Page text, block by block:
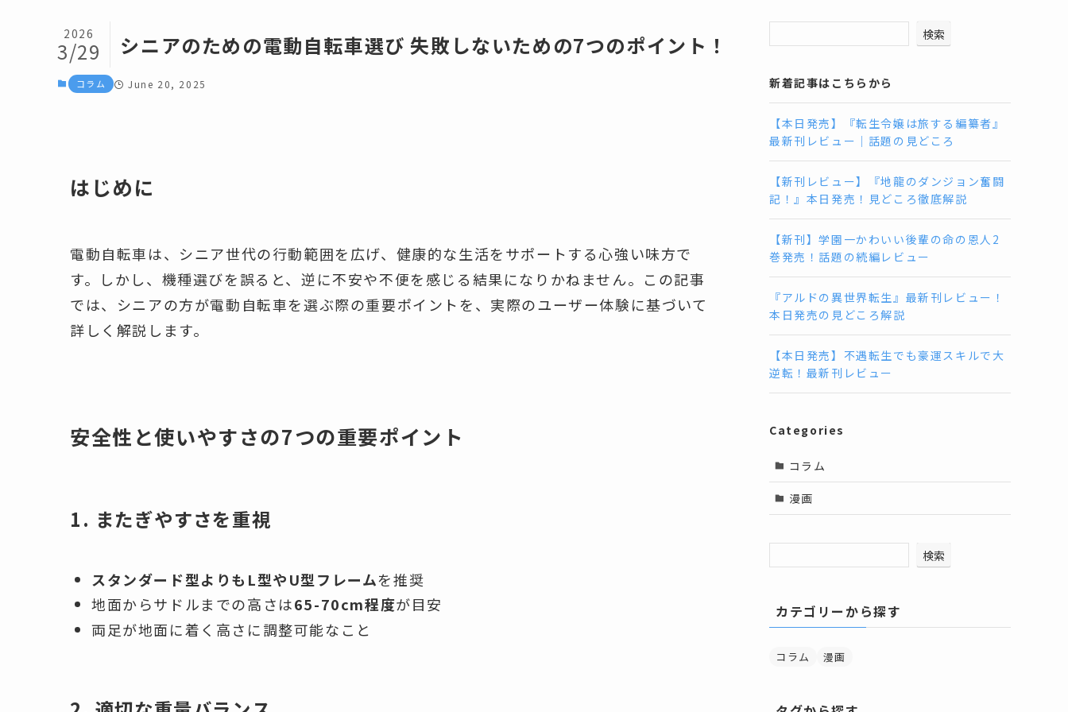
シニアのための電動自転車選び 失敗しないための7つのポイント！
2026
3/29
コラム June 20, 2025
はじめに
電動自転車は、シニア世代の行動範囲を広げ、健康的な生活をサポートする心強い味方で
す。しかし、機種選びを誤ると、逆に不安や不便を感じる結果になりかねません。この記事
では、シニアの方が電動自転車を選ぶ際の重要ポイントを、実際のユーザー体験に基づいて
詳しく解説します。
安全性と使いやすさの7つの重要ポイント
1. またぎやすさを重視
スタンダード型よりもL型やU型フレームを推奨
地面からサドルまでの高さは65-70cm程度が目安
両足が地面に着く高さに調整可能なこと
検索
新着記事はこちらから
【本日発売】『転生令嬢は旅する編纂者』
最新刊レビュー｜話題の見どころ
【新刊レビュー】『地龍のダンジョン奮闘
記！』本日発売！見どころ徹底解説
【新刊】学園一かわいい後輩の命の恩人2
巻発売！話題の続編レビュー
『アルドの異世界転生』最新刊レビュー！
本日発売の見どころ解説
【本日発売】不遇転生でも豪運スキルで大
逆転！最新刊レビュー
Categories
コラム
漫画
検索
カテゴリーから探す
コラム 漫画